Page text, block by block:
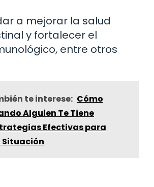
a mejorar la salud
y fortalecer el
entre otros
te interese: Cómo
Alguien Te Tiene
Efectivas para
Situación